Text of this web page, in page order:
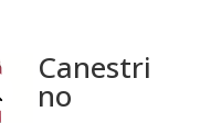
Canestri
no